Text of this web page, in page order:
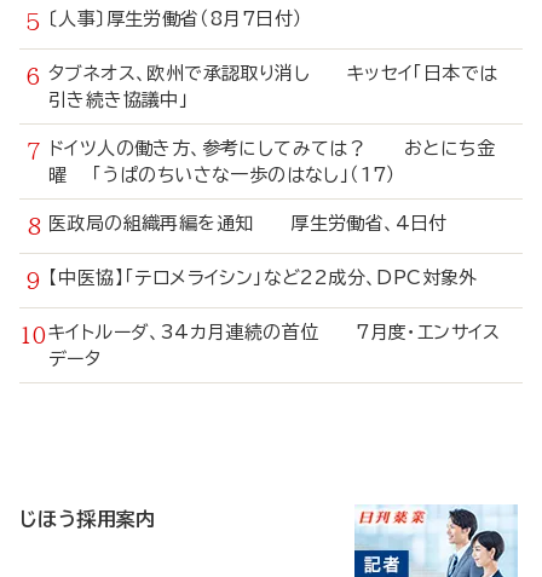
〔人事〕厚生労働省（8月7日付）
タブネオス、欧州で承認取り消し キッセイ「日本では
引き続き協議中」
ドイツ人の働き方、参考にしてみては？ おとにち金
曜 「うぱのちいさな一歩のはなし」（17）
医政局の組織再編を通知 厚生労働省、4日付
【中医協】「テロメライシン」など22成分、DPC対象外
キイトルーダ、34カ月連続の首位 7月度・エンサイス
データ
じほう採用案内